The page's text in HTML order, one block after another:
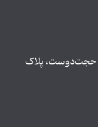
حجت‌دوست، پلاک